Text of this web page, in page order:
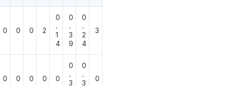
0 0 0 2
0
.
1
4
0
.
3
9
0
.
2
4
3
0 0 0 0 0
0
.
3
0
.
3
0